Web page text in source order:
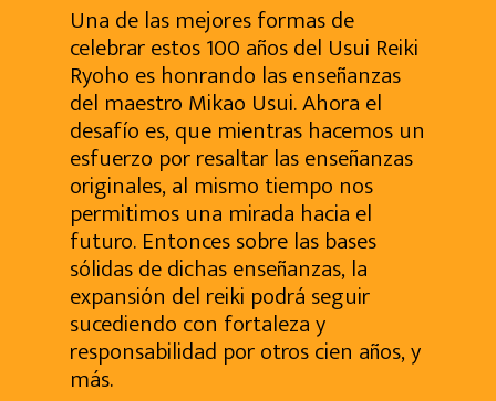
Una de las mejores formas de
celebrar estos 100 años del Usui Reiki
Ryoho es honrando las enseñanzas
del maestro Mikao Usui. Ahora el
desafío es, que mientras hacemos un
esfuerzo por resaltar las enseñanzas
originales, al mismo tiempo nos
permitimos una mirada hacia el
futuro. Entonces sobre las bases
sólidas de dichas enseñanzas, la
expansión del reiki podrá seguir
sucediendo con fortaleza y
responsabilidad por otros cien años, y
más.